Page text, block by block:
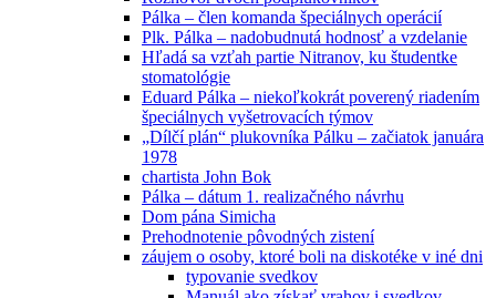
Pálka – člen komanda špeciálnych operácií
Plk. Pálka – nadobudnutá hodnosť a vzdelanie
Hľadá sa vzťah partie Nitranov, ku študentke
stomatológie
Eduard Pálka – niekoľkokrát poverený riadením
špeciálnych vyšetrovacích týmov
„Dílčí plán“ plukovníka Pálku – začiatok januára
1978
chartista John Bok
Pálka – dátum 1. realizačného návrhu
Dom pána Simicha
Prehodnotenie pôvodných zistení
záujem o osoby, ktoré boli na diskotéke v iné dni
typovanie svedkov